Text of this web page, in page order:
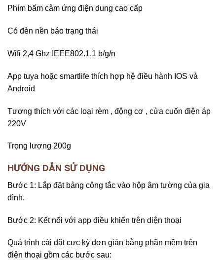
Phím bấm cảm ứng điện dung cao cấp
Có đèn nền báo trạng thái
Wifi 2,4 Ghz IEEE802.1.1 b/g/n
App tuya hoặc smartlife thích hợp hệ điều hành IOS và
Android
Tương thích với các loại rèm , động cơ , cửa cuốn điện áp
220V
Trọng lượng 200g
HƯỚNG DẪN SỬ DỤNG
Bước 1: Lắp đặt bảng công tắc vào hộp âm tường của gia
đình.
Bước 2: Kết nối với app điều khiển trên diện thoại
Quá trình cài đặt cực kỳ đơn giản bằng phần mềm trên
điện thoại gồm các bước sau: